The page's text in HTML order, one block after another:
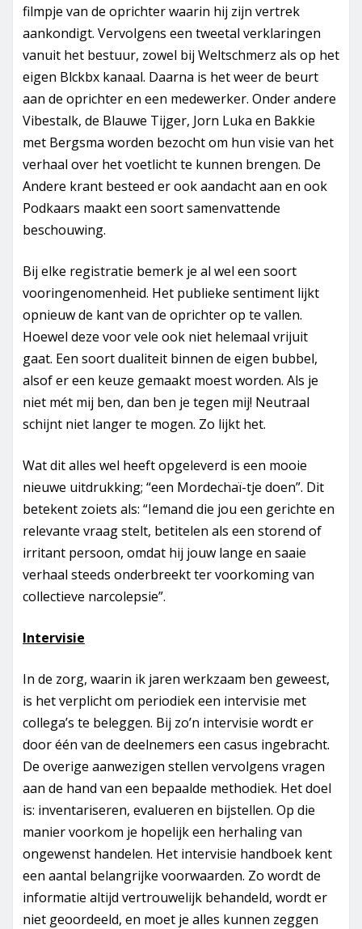
filmpje van de oprichter waarin hij zijn vertrek
aankondigt. Vervolgens een tweetal verklaringen
vanuit het bestuur, zowel bij Weltschmerz als op het
eigen Blckbx kanaal. Daarna is het weer de beurt
aan de oprichter en een medewerker. Onder andere
Vibestalk, de Blauwe Tijger, Jorn Luka en Bakkie
met Bergsma worden bezocht om hun visie van het
verhaal over het voetlicht te kunnen brengen. De
Andere krant besteed er ook aandacht aan en ook
Podkaars maakt een soort samenvattende
beschouwing.
Bij elke registratie bemerk je al wel een soort
vooringenomenheid. Het publieke sentiment lijkt
opnieuw de kant van de oprichter op te vallen.
Hoewel deze voor vele ook niet helemaal vrijuit
gaat. Een soort dualiteit binnen de eigen bubbel,
alsof er een keuze gemaakt moest worden. Als je
niet mét mij ben, dan ben je tegen mij! Neutraal
schijnt niet langer te mogen. Zo lijkt het.
Wat dit alles wel heeft opgeleverd is een mooie
nieuwe uitdrukking; “een Mordechaï-tje doen”. Dit
betekent zoiets als: “Iemand die jou een gerichte en
relevante vraag stelt, betitelen als een storend of
irritant persoon, omdat hij jouw lange en saaie
verhaal steeds onderbreekt ter voorkoming van
collectieve narcolepsie”.
Intervisie
In de zorg, waarin ik jaren werkzaam ben geweest,
is het verplicht om periodiek een intervisie met
collega’s te beleggen. Bij zo’n intervisie wordt er
door één van de deelnemers een casus ingebracht.
De overige aanwezigen stellen vervolgens vragen
aan de hand van een bepaalde methodiek. Het doel
is: inventariseren, evalueren en bijstellen. Op die
manier voorkom je hopelijk een herhaling van
ongewenst handelen. Het intervisie handboek kent
een aantal belangrijke voorwaarden. Zo wordt de
informatie altijd vertrouwelijk behandeld, wordt er
niet geoordeeld, en moet je alles kunnen zeggen